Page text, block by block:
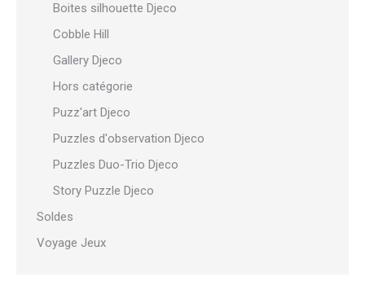
Boites silhouette Djeco
Cobble Hill
Gallery Djeco
Hors catégorie
Puzz'art Djeco
Puzzles d'observation Djeco
Puzzles Duo-Trio Djeco
Story Puzzle Djeco
Soldes
Voyage Jeux